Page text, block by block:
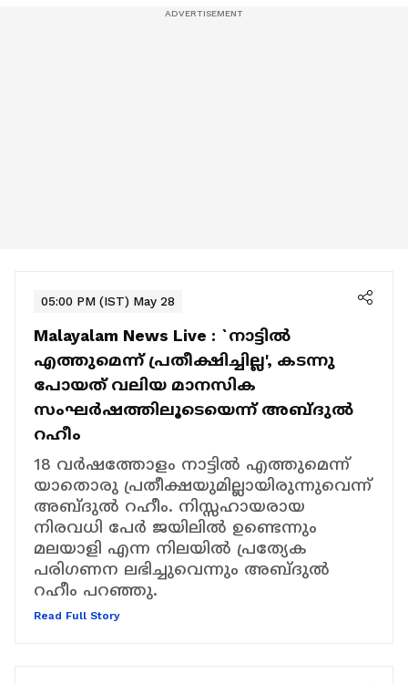
05:00 PM (IST) May 28
Malayalam News Live : `നാട്ടിൽ
എത്തുമെന്ന് പ്രതീക്ഷിച്ചില്ല', കടന്നു
പോയത് വലിയ മാനസിക
സംഘർഷത്തിലൂടെയെന്ന് അബ്ദുൽ
റഹീം
18 വർഷത്തോളം നാട്ടിൽ എത്തുമെന്ന്
യാതൊരു പ്രതീക്ഷയുമില്ലായിരുന്നുവെന്ന്
അബ്ദുൽ റഹീം. നിസ്സഹായരായ
നിരവധി പേർ ജയിലിൽ ഉണ്ടെന്നും
മലയാളി എന്ന നിലയിൽ പ്രത്യേക
പരിഗണന ലഭിച്ചുവെന്നും അബ്ദുൽ
റഹീം പറഞ്ഞു.
Read Full Story